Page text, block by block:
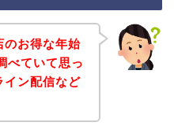
お得な年始
べていて思っ
イン配信など